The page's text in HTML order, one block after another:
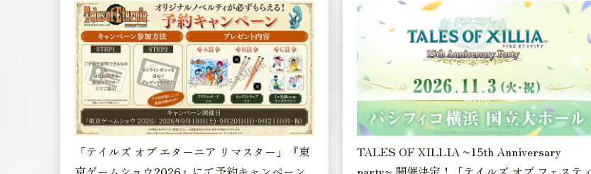
「テイルズ オブ エターニア リマスター」『東
TALES OF XILLIA ~15th Anniversary